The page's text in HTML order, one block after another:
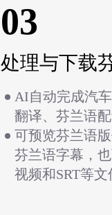
03
处理与下载
AI自动完成汽
翻译、芬兰语
可预览芬兰语
芬兰语字幕，
视频和SRT等文